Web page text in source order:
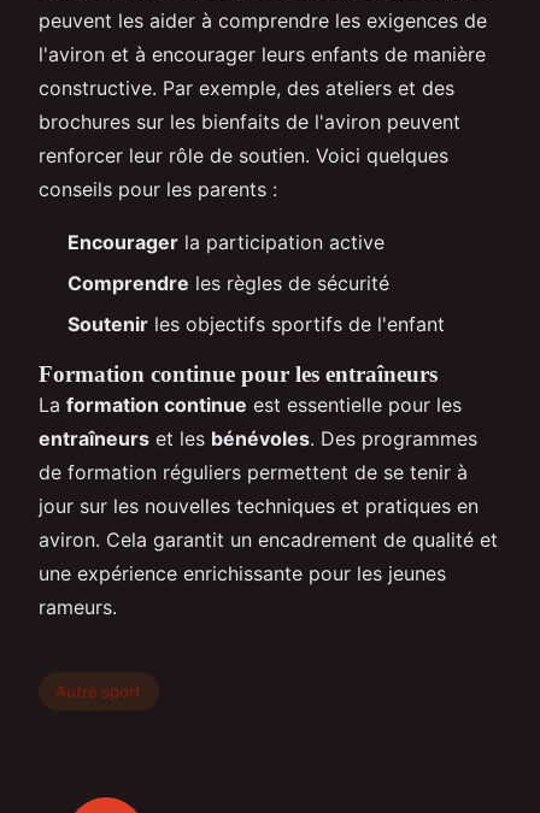
peuvent les aider à comprendre les exigences de
l'aviron et à encourager leurs enfants de manière
constructive. Par exemple, des ateliers et des
brochures sur les bienfaits de l'aviron peuvent
renforcer leur rôle de soutien. Voici quelques
conseils pour les parents :
Encourager la participation active
Comprendre les règles de sécurité
Soutenir les objectifs sportifs de l'enfant
Formation continue pour les entraîneurs
La formation continue est essentielle pour les
entraîneurs et les bénévoles. Des programmes
de formation réguliers permettent de se tenir à
jour sur les nouvelles techniques et pratiques en
aviron. Cela garantit un encadrement de qualité et
une expérience enrichissante pour les jeunes
rameurs.
Autre sport